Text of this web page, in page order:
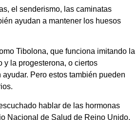
el senderismo, las caminatas
ayudan a mantener los huesos
Tibolona, ​​que funciona imitando la
y la progesterona, o ciertos
Pero estos también pueden
hablar de las hormonas
Nacional de Salud de Reino Unido,